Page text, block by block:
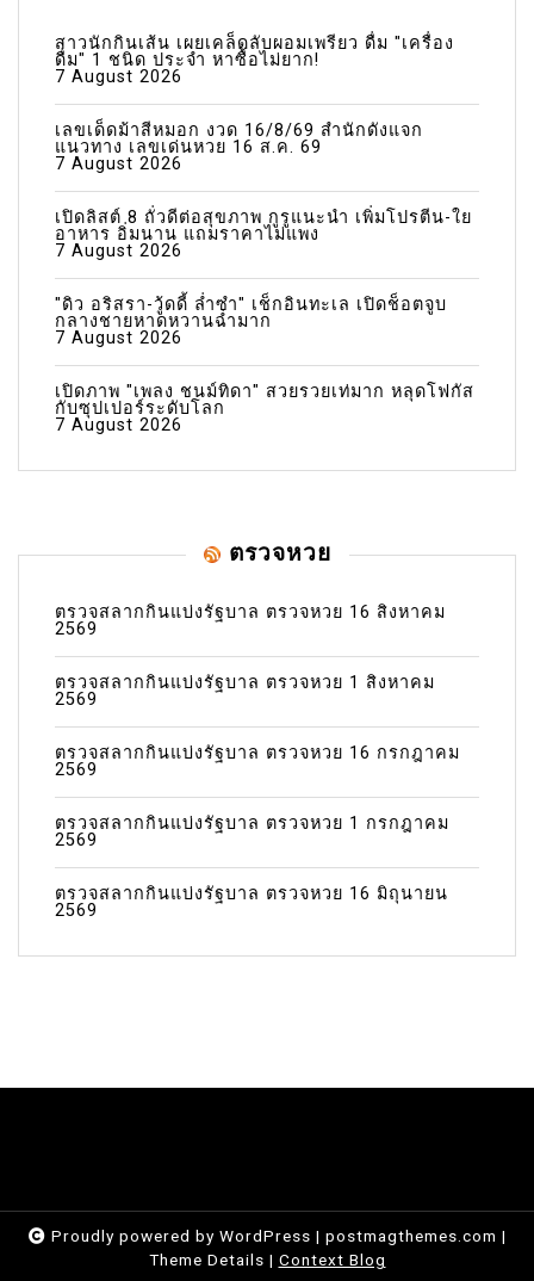
สาวนักกินเส้น เผยเคล็ดลับผอมเพรียว ดื่ม "เครื่อง
ดื่ม" 1 ชนิด ประจำ หาซื้อไม่ยาก!
7 August 2026
เลขเด็ดม้าสีหมอก งวด 16/8/69 สำนักดังแจก
แนวทาง เลขเด่นหวย 16 ส.ค. 69
7 August 2026
เปิดลิสต์ 8 ถั่วดีต่อสุขภาพ กูรูแนะนำ เพิ่มโปรตีน-ใย
อาหาร อิ่มนาน แถมราคาไม่แพง
7 August 2026
"ดิว อริสรา-วู้ดดี้ ล่ำซำ" เช็กอินทะเล เปิดช็อตจูบ
กลางชายหาดหวานฉ่ำมาก
7 August 2026
เปิดภาพ "เพลง ชนม์ทิดา" สวยรวยเท่มาก หลุดโฟกัส
กับซุปเปอร์ระดับโลก
7 August 2026
ตรวจหวย
ตรวจสลากกินแบ่งรัฐบาล ตรวจหวย 16 สิงหาคม
2569
ตรวจสลากกินแบ่งรัฐบาล ตรวจหวย 1 สิงหาคม
2569
ตรวจสลากกินแบ่งรัฐบาล ตรวจหวย 16 กรกฎาคม
2569
ตรวจสลากกินแบ่งรัฐบาล ตรวจหวย 1 กรกฎาคม
2569
ตรวจสลากกินแบ่งรัฐบาล ตรวจหวย 16 มิถุนายน
2569
Proudly powered by WordPress | postmagthemes.com |
Theme Details | Context Blog